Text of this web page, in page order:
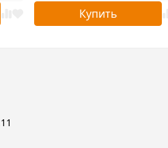
Купить